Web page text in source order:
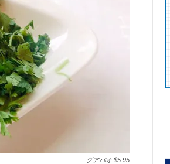
グアパオ $5.95